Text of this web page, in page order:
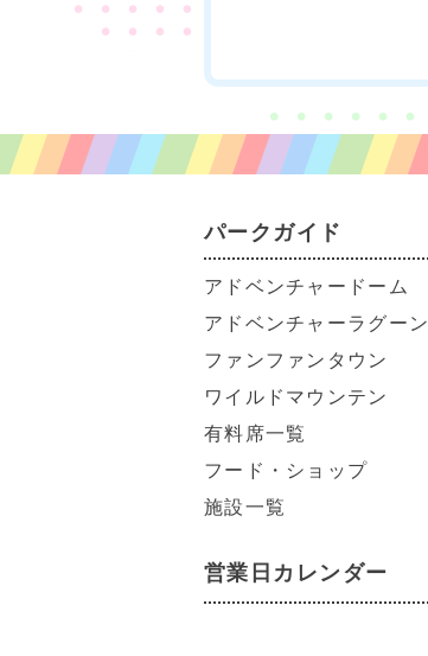
パークガイド
アドベンチャードーム
アドベンチャーラグーン
ファンファンタウン
ワイルドマウンテン
有料席一覧
フード・ショップ
施設一覧
営業日カレンダー